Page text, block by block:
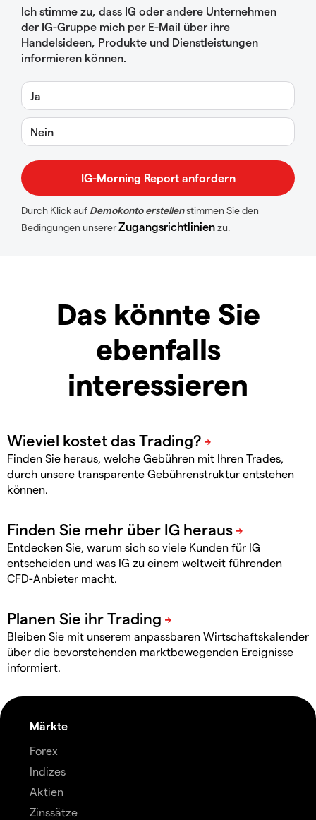
Ich stimme zu, dass IG oder andere Unternehmen
der IG-Gruppe mich per E-Mail über ihre
Handelsideen, Produkte und Dienstleistungen
informieren können.
Ja
Nein
Durch Klick auf Demokonto erstellenstimmen Sie den
Bedingungen unsererZugangsrichtlinienzu.
Das könnte Sie
ebenfalls
interessieren
Finden Sie heraus, welche Gebühren mit Ihren Trades,
durch unsere transparente Gebührenstruktur entstehen
können.
Entdecken Sie, warum sich so viele Kunden für IG
entscheiden und was IG zu einem weltweit führenden
CFD-Anbieter macht.
Bleiben Sie mit unserem anpassbaren Wirtschaftskalender
über die bevorstehenden marktbewegenden Ereignisse
informiert.
Märkte
Forex
Indizes
Aktien
Zinssätze